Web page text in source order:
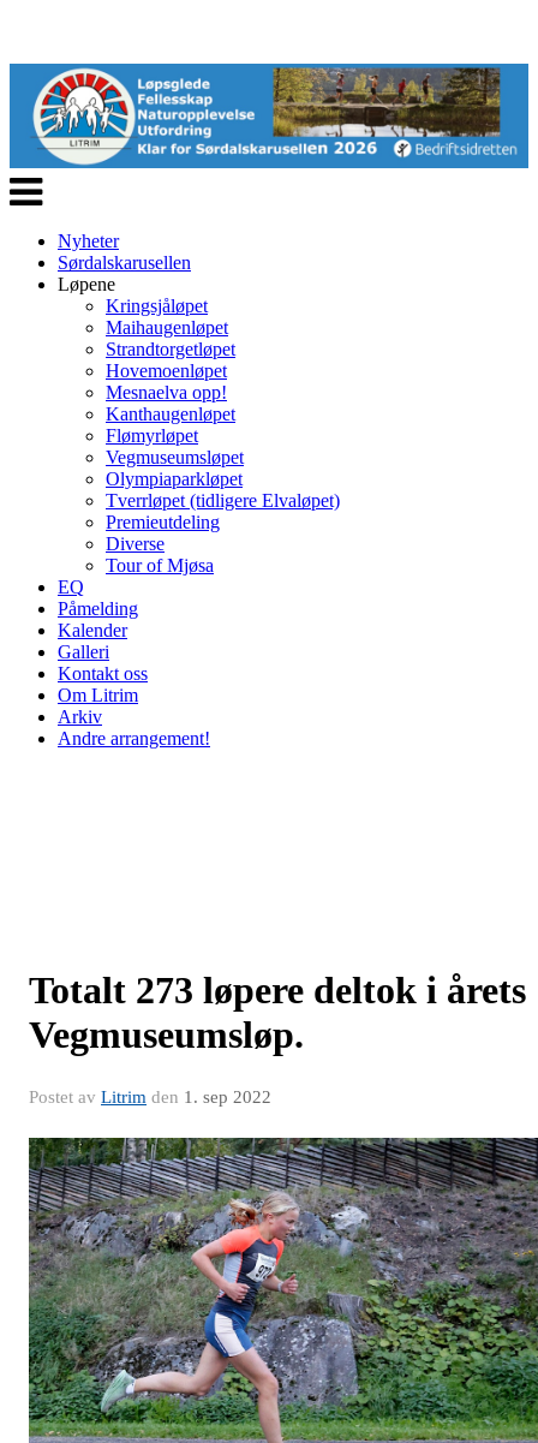
Veksle
navigasjon
Nyheter
Sørdalskarusellen
Løpene
Kringsjåløpet
Maihaugenløpet
Strandtorgetløpet
Hovemoenløpet
Mesnaelva opp!
Kanthaugenløpet
Flømyrløpet
Vegmuseumsløpet
Olympiaparkløpet
Tverrløpet (tidligere Elvaløpet)
Premieutdeling
Diverse
Tour of Mjøsa
EQ
Påmelding
Kalender
Galleri
Kontakt oss
Om Litrim
Arkiv
Andre arrangement!
Totalt 273 løpere deltok i årets
Vegmuseumsløp.
Postet av Litrim den 1. sep 2022